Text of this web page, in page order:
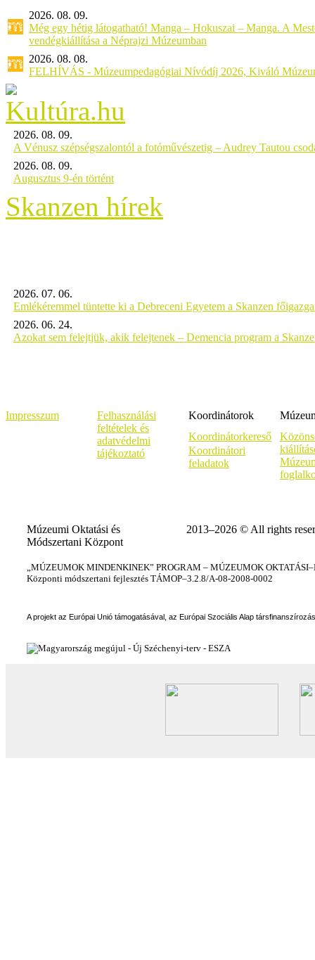
2026. 08. 09.
Még egy hétig látogatható! Manga – Hokuszai – Manga. A
vendégkiállítása a Néprajzi Múzeumban
2026. 08. 08.
FELHÍVÁS - Múzeumpedagógiai Nívódíj 2026, Kiváló
2026. 08. 09.
A Vénusz szépségszalontól a fotóművészetig – Audrey Tautou
2026. 08. 09.
Augusztus 9-én történt
Skanzen hírek
2026. 07. 06.
Emlékéremmel tüntette ki a Debreceni Egyetem a Skanzen
2026. 06. 24.
Azokat sem felejtjük, akik felejtenek – Demencia program a
Impresszum
Felhasználási
feltételek és
adatvédelmi
tájékoztató
Koordinátorok
Koordinátorkereső
Koordinátori
feladatok
Múzeumi Oktatási és
Módszertani Központ
2013–2026 © All rights
„MÚZEUMOK MINDENKINEK” PROGRAM – MÚZEUMOK
Központi módszertani fejlesztés TÁMOP–3.2.8/A-08-2008-0002
A projekt az Európai Unió támogatásával, az Európai Szociális Alap